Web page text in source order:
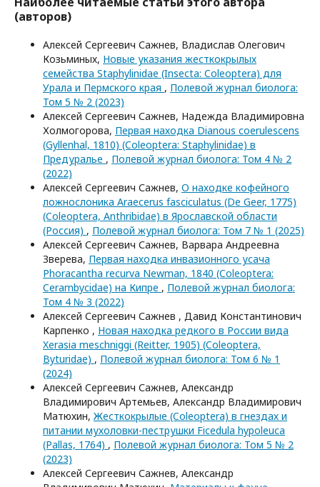
(авторов)
Алексей Сергеевич Сажнев, Владислав Олегович
Козьминых, Новые указания жесткокрылых
семейства Staphylinidae (Insecta: Coleoptera) для
Урала и Пермского края , Полевой журнал биолога:
Том 5 № 2 (2023)
Алексей Сергеевич Сажнев, Надежда Владимировна
Холмогорова, Первая находка Dianous coerulescens
(Gyllenhal, 1810) (Coleoptera: Staphylinidae) в
Предуралье , Полевой журнал биолога: Том 4 № 2
(2022)
Алексей Сергеевич Сажнев, О находке кофейного
ложнослоника Araecerus fasciculatus (De Geer, 1775)
(Coleoptera, Anthribidae) в Ярославской области
(Россия) , Полевой журнал биолога: Том 7 № 1 (2025)
Алексей Сергеевич Сажнев, Варвара Андреевна
Зверева, Первая находка инвазионного усача
Phoracantha recurva Newman, 1840 (Coleoptera:
Cerambycidae) на Кипре , Полевой журнал биолога:
Том 4 № 3 (2022)
Алексей Сергеевич Сажнев , Давид Константинович
Карпенко , Новая находка редкого в России вида
Xerasia meschniggi (Reitter, 1905) (Coleoptera,
Byturidae) , Полевой журнал биолога: Том 6 № 1
(2024)
Алексей Сергеевич Сажнев, Александр
Владимирович Артемьев, Александр Владимирович
Матюхин, Жесткокрылые (Coleoptera) в гнездах и
питании мухоловки-пеструшки Ficedula hypoleuca
(Pallas, 1764) , Полевой журнал биолога: Том 5 № 2
(2023)
Алексей Сергеевич Сажнев, Александр